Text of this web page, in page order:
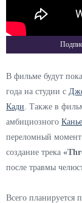
В фильме будут
года на студии с
Кади . Также в
амбициозного Канье
переломный момент
создание трека
после травмы
Всего планируется